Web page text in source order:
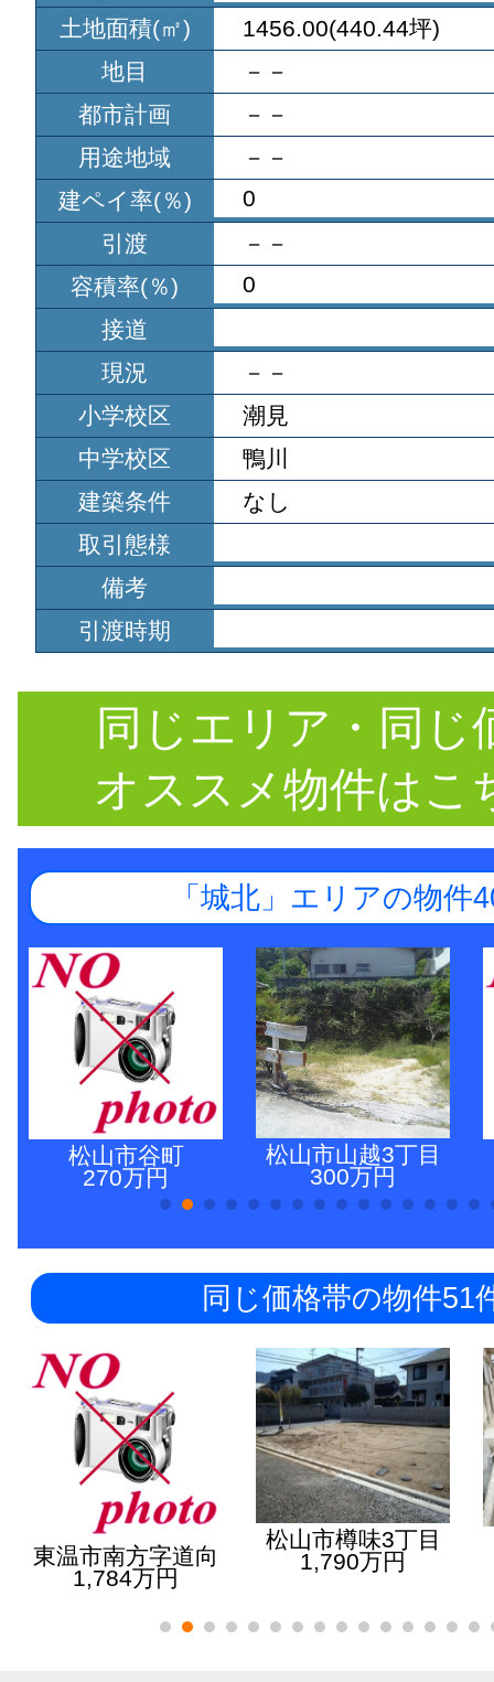
土地面積(㎡)
1456.00(440.44坪)
地目
－－
都市計画
－－
用途地域
－－
建ペイ率(％)
0
引渡
－－
容積率(％)
0
接道
現況
－－
小学校区
潮見
中学校区
鴨川
建築条件
なし
取引態様
備考
引渡時期
同じエリア・同じ
オススメ物件はこ
「城北」エリアの物件
松山市谷町
270万円
松山市山越3丁目
300万円
同じ価格帯の物件51
東温市南方字道向
1,784万円
松山市樽味3丁目
1,790万円